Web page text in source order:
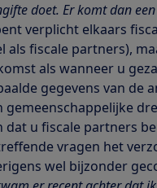
doet. Er komt dan
verplicht elkaars
als fiscale partners),
als wanneer u
gegevens van de
gemeenschappelijke
dat u fiscale partners
vragen het
wel bijzonder